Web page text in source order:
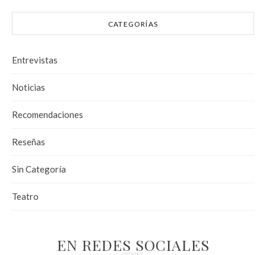
CATEGORÍAS
Entrevistas
Noticias
Recomendaciones
Reseñas
Sin Categoría
Teatro
EN REDES SOCIALES